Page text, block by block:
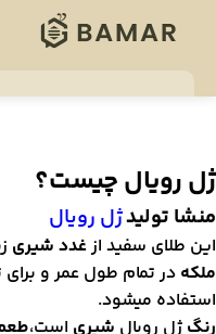
رویال چیست؟
تولیدژل رویال
طلای سفید ازغدد شیری
در تمام طول عمر و برای
میشود.
ژل رویال شیریاست،